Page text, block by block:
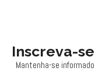
Inscreva-se
Mantenha-se